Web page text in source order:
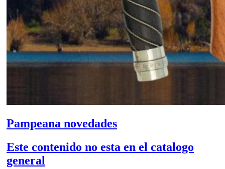
Pampeana novedades
Este contenido no esta en el catalogo
general